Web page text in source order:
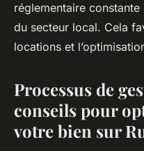
réglementaire
du secteur local. Cela
locations et
Processus de
conseils pour
votre bien sur